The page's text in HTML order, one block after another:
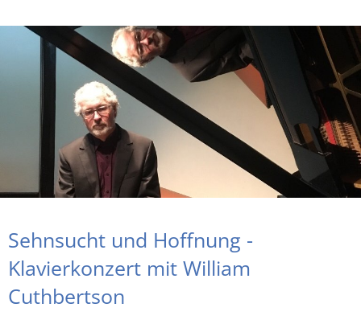
Sehnsucht und Hoffnung -
Klavierkonzert mit William
Cuthbertson